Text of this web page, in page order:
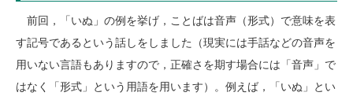
前回，「いぬ」の例を挙げ，ことばは音声（形式）で意味を表
す記号であるという話しをしました（現実には手話などの音声を
用いない言語もありますので，正確さを期す場合には「音声」で
はなく「形式」という用語を用います）。例えば，「いぬ」とい